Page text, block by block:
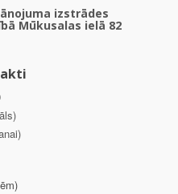
izstrādes
Mūkusalas ielā 82